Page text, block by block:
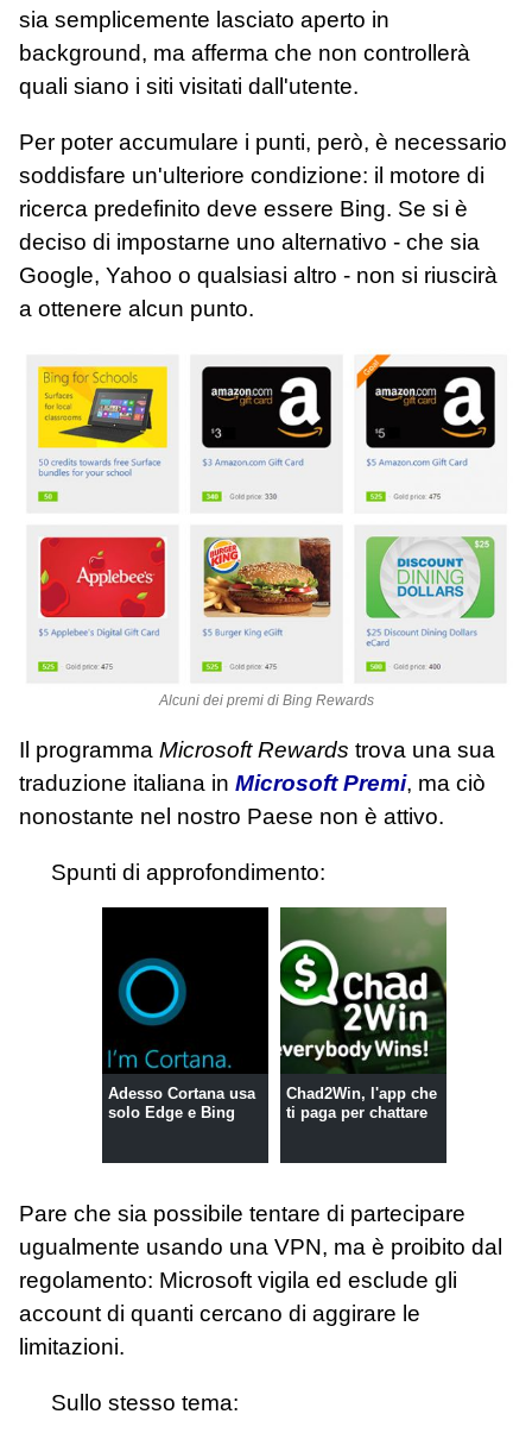
sia semplicemente lasciato aperto in
background, ma afferma che non controllerà
quali siano i siti visitati dall'utente.
Per poter accumulare i punti, però, è necessario
soddisfare un'ulteriore condizione: il motore di
ricerca predefinito deve essere Bing. Se si è
deciso di impostarne uno alternativo - che sia
Google, Yahoo o qualsiasi altro - non si riuscirà
a ottenere alcun punto.
Alcuni dei premi di Bing Rewards
Il programma Microsoft Rewards trova una sua
traduzione italiana in Microsoft Premi, ma ciò
nonostante nel nostro Paese non è attivo.
Spunti di approfondimento:
Adesso Cortana usa
solo Edge e Bing
Chad2Win, l'app che
ti paga per chattare
Pare che sia possibile tentare di partecipare
ugualmente usando una VPN, ma è proibito dal
regolamento: Microsoft vigila ed esclude gli
account di quanti cercano di aggirare le
limitazioni.
Sullo stesso tema: